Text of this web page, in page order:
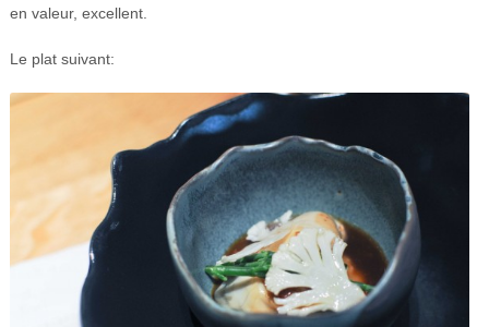
en valeur, excellent.
Le plat suivant: